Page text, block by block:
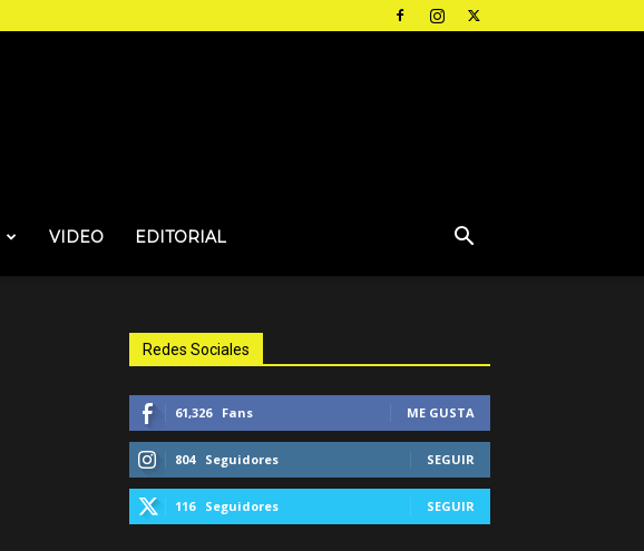
VIDEO EDITORIAL
Redes Sociales
61,326 Fans ME GUSTA
804 Seguidores SEGUIR
116 Seguidores SEGUIR